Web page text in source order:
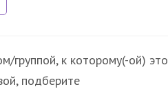
группой, к которому(-ой) это
подберите